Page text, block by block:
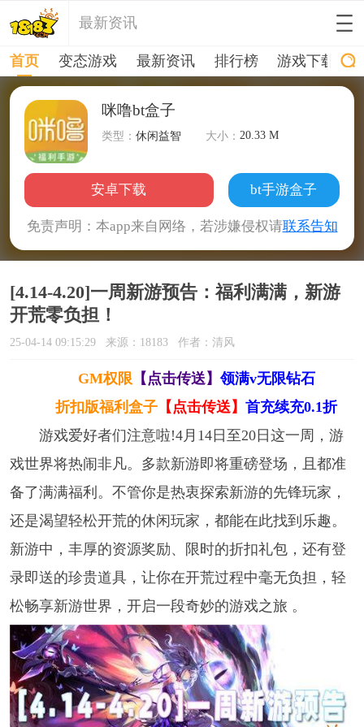
最新资讯
首页 变态游戏 最新资讯 排行榜 游戏下载
咪噜bt盒子
类型：休闲益智 大小：20.33 M
安卓下载 bt手游盒子
免责声明：本app来自网络，若涉嫌侵权请联系告知
[4.14-4.20]一周新游预告：福利满满，新游
开荒零负担！
25-04-14 09:15:29 来源：18183 作者：清风
GM权限 【点击传送】 领满v无限钻石
折扣版福利盒子 【点击传送】首充续充0.1折
游戏爱好者们注意啦!4月14日至20日这一周，游
戏世界将热闹非凡。多款新游即将重磅登场，且都准
备了满满福利。不管你是热衷探索新游的先锋玩家，
还是渴望轻松开荒的休闲玩家，都能在此找到乐趣。
新游中，丰厚的资源奖励、限时的折扣礼包，还有登
录即送的珍贵道具，让你在开荒过程中毫无负担，轻
松畅享新游世界，开启一段奇妙的游戏之旅 。